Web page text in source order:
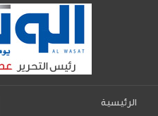
الرئيسية